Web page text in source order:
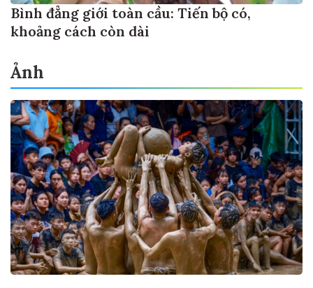
Bình đẳng giới toàn cầu: Tiến bộ có,
khoảng cách còn dài
Ảnh